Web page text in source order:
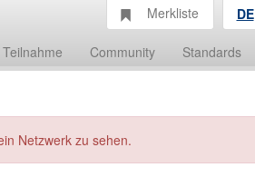
Teilnahme Community Standards
Merkliste DE
Netzwerk zu sehen.